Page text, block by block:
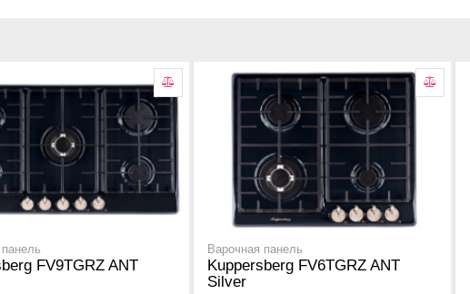
FV9TGRZ ANT
Варочная панель
Kuppersberg FV6TGRZ ANT
Silver